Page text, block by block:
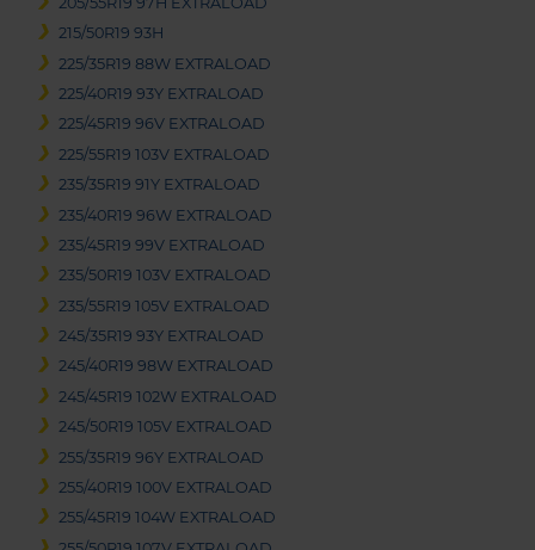
215/50R19 93H
225/35R19 88W EXTRALOAD
225/40R19 93Y EXTRALOAD
225/45R19 96V EXTRALOAD
225/55R19 103V EXTRALOAD
235/35R19 91Y EXTRALOAD
235/40R19 96W EXTRALOAD
235/45R19 99V EXTRALOAD
235/50R19 103V EXTRALOAD
235/55R19 105V EXTRALOAD
245/35R19 93Y EXTRALOAD
245/40R19 98W EXTRALOAD
245/45R19 102W EXTRALOAD
245/50R19 105V EXTRALOAD
255/35R19 96Y EXTRALOAD
255/40R19 100V EXTRALOAD
255/45R19 104W EXTRALOAD